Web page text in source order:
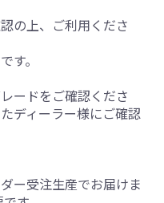
の上、ご利用くださ
す。
ードをご確認くださ
ディーラー様にご確認
ー受注生産でお届けま